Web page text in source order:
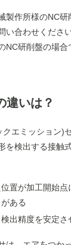
製作所様のNC
い合わせください
NC研削盤の場
違いは？
エミッション)
を検出する接触
置が加工開始点
ある
出精度を安定